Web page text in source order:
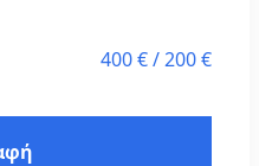
400 € / 200 €